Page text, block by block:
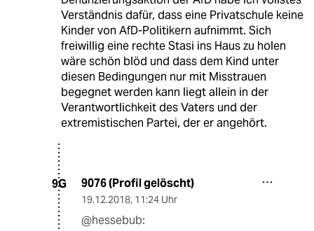
Verständnis dafür, dass eine Privatschule keine
Kinder von AfD-Politikern aufnimmt. Sich
freiwillig eine rechte Stasi ins Haus zu holen
wäre schön blöd und dass dem Kind unter
diesen Bedingungen nur mit Misstrauen
begegnet werden kann liegt allein in der
Verantwortlichkeit des Vaters und der
extremistischen Partei, der er angehört.
9G 9076 (Profil gelöscht)
19.12.2018, 11:24 Uhr
@hessebub: